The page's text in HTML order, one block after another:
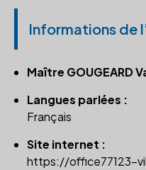
Informations de
Maître GOUGEARD
Langues parlées :
Français
Site internet :
https://office77123-